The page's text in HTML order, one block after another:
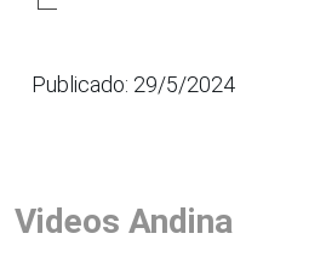
Publicado: 29/5/2024
Videos Andina